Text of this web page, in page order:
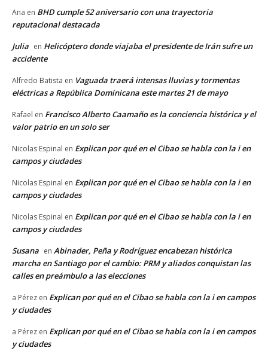
Ana en BHD cumple 52 aniversario con una trayectoria
reputacional destacada
Julia en Helicóptero donde viajaba el presidente de Irán sufre un
accidente
Alfredo Batista en Vaguada traerá intensas lluvias y tormentas
eléctricas a República Dominicana este martes 21 de mayo
Rafael en Francisco Alberto Caamaño es la conciencia histórica y el
valor patrio en un solo ser
Nicolas Espinal en Explican por qué en el Cibao se habla con la i en
campos y ciudades
Nicolas Espinal en Explican por qué en el Cibao se habla con la i en
campos y ciudades
Nicolas Espinal en Explican por qué en el Cibao se habla con la i en
campos y ciudades
Susana en Abinader, Peña y Rodríguez encabezan histórica
marcha en Santiago por el cambio: PRM y aliados conquistan las
calles en preámbulo a las elecciones
a Pérez en Explican por qué en el Cibao se habla con la i en campos
y ciudades
a Pérez en Explican por qué en el Cibao se habla con la i en campos
y ciudades